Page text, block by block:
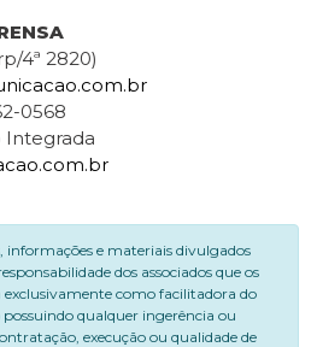
4ª 2820)
0568
Integrada
informações e materiais divulgados
dos associados que os
como facilitadora do
qualquer ingerência ou
execução ou qualidade de